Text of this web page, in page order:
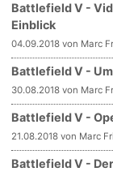
Battlefield V -
Einblick
04.09.2018 von Marc
Battlefield V -
30.08.2018 von Marc
Battlefield V -
21.08.2018 von Marc
Battlefield V -